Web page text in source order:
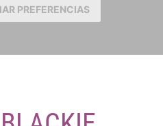
PREFERENCIAS